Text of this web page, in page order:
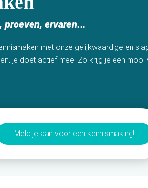
proeven, ervaren...
met onze gelijkwaardige en
je doet actief mee. Zo krijg je een
Meld je aan voor een kennismaking!